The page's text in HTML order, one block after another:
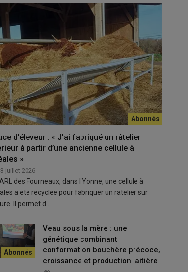
permet de développer le contrôle de
projet Dirape
notamment des données zootechniques et
en VA0 ou VA4 est comprise dans le projet
adultes par l’
éleveurs collectent les tours de poitrine et
entre poids de naissance et tour de
également legénotypaged’un maximum de
d’IA est renouvelé avec la puce ADN
d’éleveur : « J’ai fabriqué un râtelier
à partir d’une ancienne cellule à
»
juillet 2026
des Fourneaux, dans l’Yonne, une cellule à
a été recyclée pour fabriquer un râtelier sur
Il permet d…
Veau sous la mère : une
génétique combinant
conformation bouchère précoce,
croissance et production laitière